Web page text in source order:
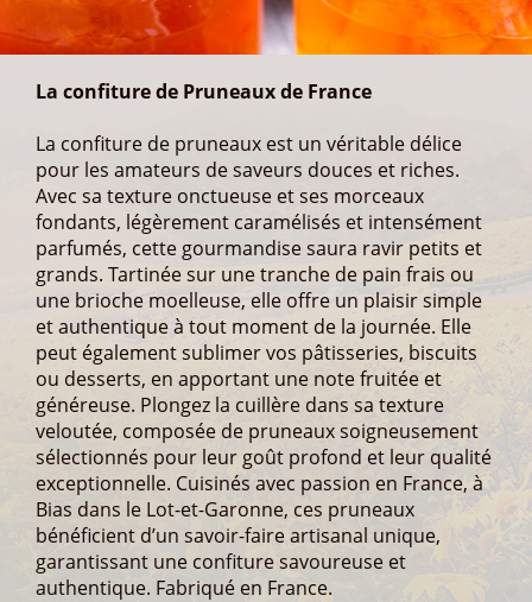
La confiture de Pruneaux de France
La confiture de pruneaux est un véritable délice
pour les amateurs de saveurs douces et riches.
Avec sa texture onctueuse et ses morceaux
fondants, légèrement caramélisés et intensément
parfumés, cette gourmandise saura ravir petits et
grands. Tartinée sur une tranche de pain frais ou
une brioche moelleuse, elle offre un plaisir simple
et authentique à tout moment de la journée. Elle
peut également sublimer vos pâtisseries, biscuits
ou desserts, en apportant une note fruitée et
généreuse. Plongez la cuillère dans sa texture
veloutée, composée de pruneaux soigneusement
sélectionnés pour leur goût profond et leur qualité
exceptionnelle. Cuisinés avec passion en France, à
Bias dans le Lot-et-Garonne, ces pruneaux
bénéficient d’un savoir-faire artisanal unique,
garantissant une confiture savoureuse et
authentique. Fabriqué en France.